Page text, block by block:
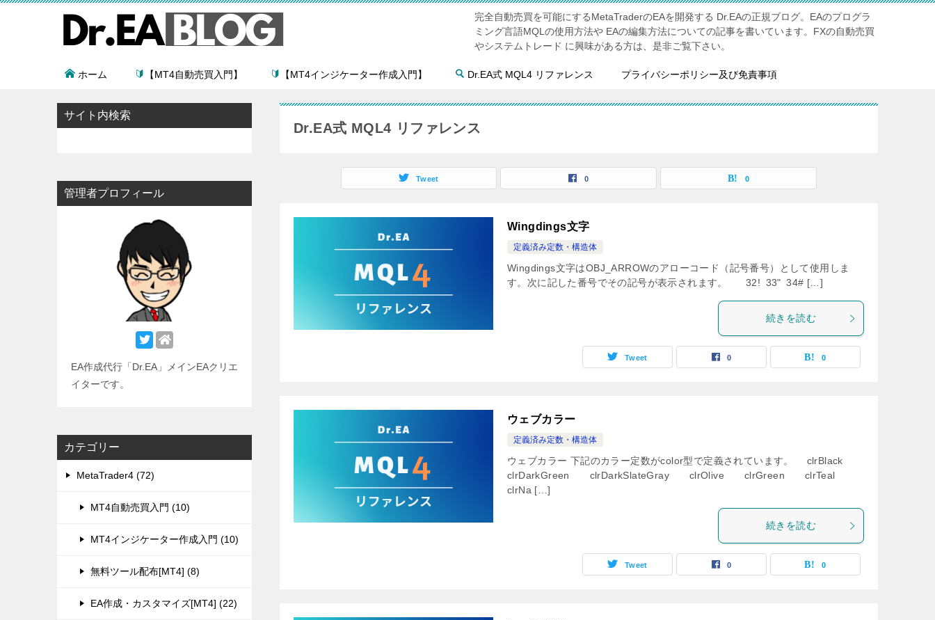
完全自動売買を可能にするMetaTraderのEAを開発する Dr.EAの正規ブログ。EAのプログラ
ミング言語MQLの使用方法や EAの編集方法についての記事を書いています。FXの自動売買
やシステムトレード に興味がある方は、是非ご覧下さい。
ホーム 【MT4自動売買入門】 【MT4インジケーター作成入門】 Dr.EA式 MQL4 リファレンス プライバシーポリシー及び免責事項
Dr.EA式 MQL4 リファレンス
Tweet 0 0
Wingdings文字
定義済み定数・構造体
Wingdings文字はOBJ_ARROWのアローコード（記号番号）として使用しま
す。次に記した番号でその記号が表示されます。 32! 33" 34# […]
続きを読む
Tweet 0 0
ウェブカラー
定義済み定数・構造体
ウェブカラー 下記のカラー定数がcolor型で定義されています。 clrBlack
clrDarkGreen clrDarkSlateGray clrOlive clrGreen clrTeal
clrNa […]
続きを読む
Tweet 0 0
サイト内検索
管理者プロフィール
EA作成代行「Dr.EA」メインEAクリエ
イターです。
カテゴリー
MetaTrader4 (72)
MT4自動売買入門 (10)
MT4インジケーター作成入門 (10)
無料ツール配布[MT4] (8)
EA作成・カスタマイズ[MT4] (22)